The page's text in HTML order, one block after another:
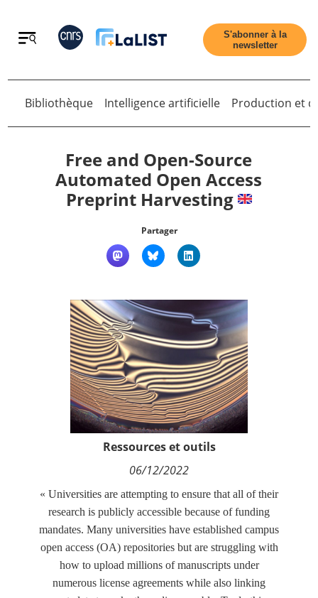
Retour
Nous suivre
S'abonner à la
newsletter
Retour
Bibliothèque Intelligence artificielle Production et
Free and Open-Source
Automated Open Access
Preprint Harvesting
Partager
Ressources et outils
06/12/2022
« Universities are attempting to ensure that all of their
research is publicly accessible because of funding
mandates. Many universities have established campus
open access (OA) repositories but are struggling with
how to upload millions of manuscripts under
numerous license agreements while also linking